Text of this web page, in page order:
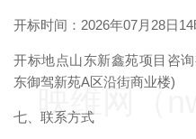
开标时间：2026年07月28日14
开标地点山东新鑫苑项目咨
东御驾新苑A区沿街商业楼)
七、联系方式
映维网（